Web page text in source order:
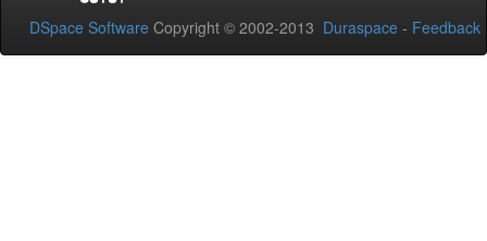
DSpace Software Copyright © 2002-2013 Duraspace - Feedback